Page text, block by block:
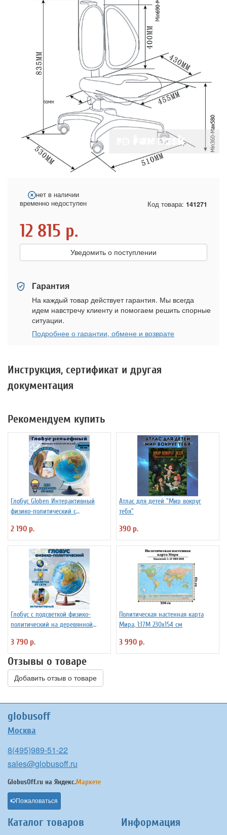
нет в наличии
временно недоступен
Код товара: 141271
12 815 р.
Уведомить о поступлении
Гарантия
На каждый товар действует гарантия. Мы всегда
идем навстречу клиенту и помогаем решить спорные
ситуации.
Подробнее о гарантии, обмене и возврате
Инструкция, сертификат и другая
документация
Рекомендуем купить
Глобус Globen Интерактивный
физико-политический с
2 190 р.
Атлас для детей "Мир вокруг
тебя"
390 р.
Глобус с подсветкой физико-
политический на деревянной
3 790 р.
Политическая настенная карта
Мира, 1:17М 230х154 см
3 990 р.
Отзывы о товаре
Добавить отзыв о товаре
globusoff
Москва
8(495)989-51-22
sales@globusoff.ru
GlobusOff.ru на Яндекс.Маркете
Пожаловаться
Каталог товаров Информация